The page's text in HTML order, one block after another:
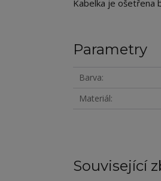
Kabelka je ošetřena
Parametry
Barva
Materiál
Související